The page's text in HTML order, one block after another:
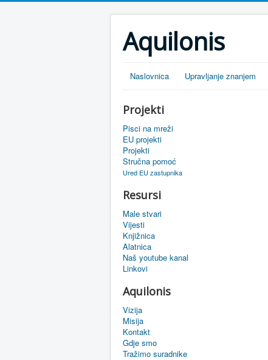
Aquilonis
Naslovnica Upravljanje znanjem
Projekti
Pisci na mreži
EU projekti
Projekti
Stručna pomoć
Ured EU zastupnika
Resursi
Male stvari
Vijesti
Knjižnica
Alatnica
Naš youtube kanal
Linkovi
Aquilonis
Vizija
Misija
Kontakt
Gdje smo
Tražimo suradnike